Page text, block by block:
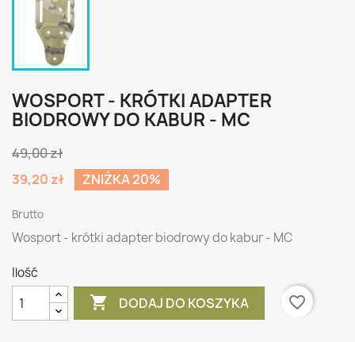
WOSPORT - KRÓTKI ADAPTER
BIODROWY DO KABUR - MC
49,00 zł
39,20 zł
ZNIŻKA 20%
Brutto
Wosport - krótki adapter biodrowy do kabur - MC
Ilość
 DODAJ DO KOSZYKA favorite_border